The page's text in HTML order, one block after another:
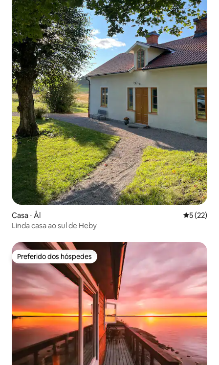
Casa ⋅ Ål 5 de uma
5 (22)
Linda casa ao sul de Heby
Preferido dos hóspedes
Preferido dos hóspedes